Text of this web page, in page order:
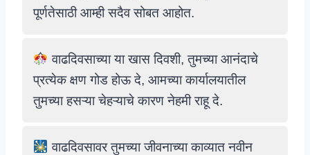
पूर्णतेसाठी आम्ही सदैव सोबत आहोत.
वाढदिवसाच्या या खास दिवशी, तुमच्या आनंदाचे
प्रत्येक क्षण गोड होऊ दे, आमच्या कार्यालयातील
तुमच्या हसऱ्या चेहऱ्याचे कारण नेहमी राहू दे.
वाढदिवसावर तुमच्या जीवनाच्या काव्यात नवीन